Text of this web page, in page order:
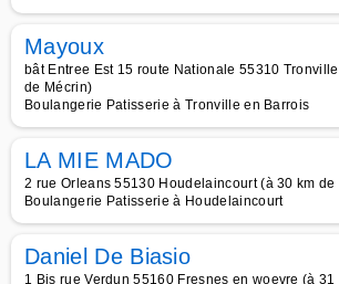
Mayoux
bât Entree Est 15 route Nationale 55310
de Mécrin)
Boulangerie Patisserie à Tronville en Barrois
LA MIE MADO
2 rue Orleans 55130 Houdelaincourt (à 30 km de
Boulangerie Patisserie à Houdelaincourt
Daniel De Biasio
1 Bis rue Verdun 55160 Fresnes en woevre (à